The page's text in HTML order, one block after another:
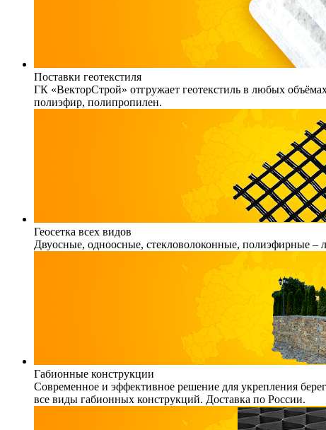
Поставки геотекстиля
ГК «ВекторСтрой» отгружает геотекстиль в любых
полиэфир, полипропилен.
Геосетка всех видов
Двуосные, одноосные, стекловолоконные, полиэфирные –
Габионные конструкции
Современное и эффективное решение для укрепления
все виды габионных конструкций. Доставка по России.